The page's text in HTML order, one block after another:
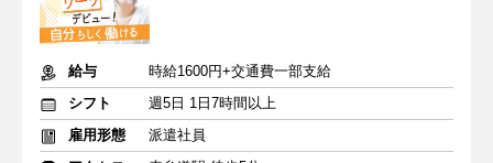
給与
時給1600円+交通費一部支給
シフト
週5日 1日7時間以上
雇用形態
派遣社員